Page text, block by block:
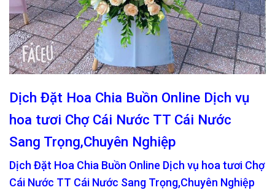
Dịch Đặt Hoa Chia Buồn Online Dịch vụ
hoa tươi Chợ Cái Nước TT Cái Nước
Sang Trọng,Chuyên Nghiệp
Dịch Đặt Hoa Chia Buồn Online Dịch vụ hoa tươi Chợ
Cái Nước TT Cái Nước Sang Trọng,Chuyên Nghiệp